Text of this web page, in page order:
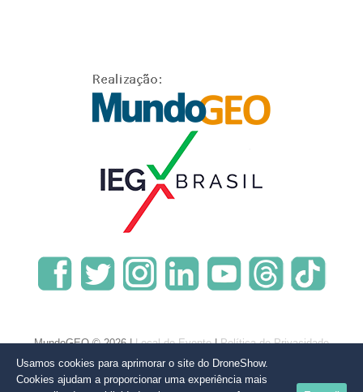
MundoGEO © 2026 |Local do Evento|Política de Privacidade
Usamos cookies para aprimorar o site do DroneShow.
Cookies ajudam a proporcionar uma experiência mais